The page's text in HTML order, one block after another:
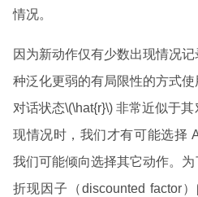
情况。
因为新动作仅有少数出现情况
种泛化更弱的有局限性的方式
对话状态\(\hat{r}\) 非常近似于
现情况时，我们才有可能选择
我们可能倾向选择其它动作。
折现因子（discounted factor